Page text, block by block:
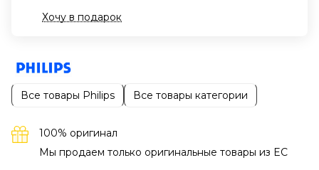
Хочу в подарок
Все товары Philips Все товары категории
100% оригинал
Мы продаем только оригинальные товары из EC